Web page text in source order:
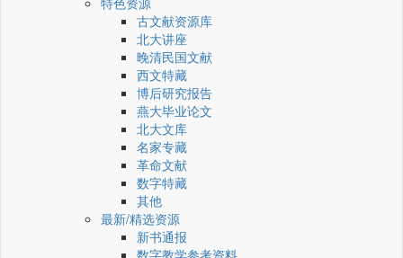
古文献资源库
北大讲座
晚清民国文献
西文特藏
博后研究报告
燕大毕业论文
北大文库
名家专藏
革命文献
数字特藏
其他
最新/精选资源
新书通报